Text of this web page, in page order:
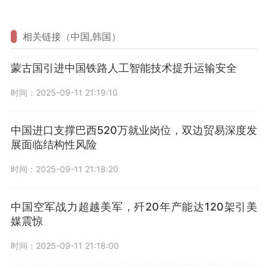
相关链接（中国,韩国）
蒙古国引进中国铁路人工智能技术提升运输安全
时间：2025-09-11 21:19:10
中国进口支撑巴西520万就业岗位，双边贸易深度发
展面临结构性风险
时间：2025-09-11 21:18:20
中国空军战力超越美军，歼20年产能达120架引美
媒震惊
时间：2025-09-11 21:18:00